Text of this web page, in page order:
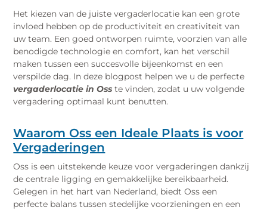
Het kiezen van de juiste vergaderlocatie kan een grote
invloed hebben op de productiviteit en creativiteit van
uw team. Een goed ontworpen ruimte, voorzien van alle
benodigde technologie en comfort, kan het verschil
maken tussen een succesvolle bijeenkomst en een
verspilde dag. In deze blogpost helpen we u de perfecte
vergaderlocatie in Oss te vinden, zodat u uw volgende
vergadering optimaal kunt benutten.
Waarom Oss een Ideale Plaats is voor
Vergaderingen
Oss is een uitstekende keuze voor vergaderingen dankzij
de centrale ligging en gemakkelijke bereikbaarheid.
Gelegen in het hart van Nederland, biedt Oss een
perfecte balans tussen stedelijke voorzieningen en een